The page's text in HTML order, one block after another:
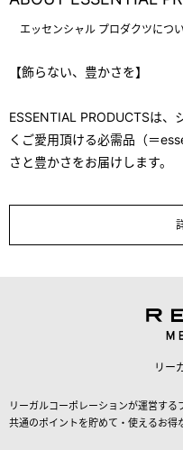
エッセンシャル プロダクツにつ
【飾らない、豊かさを】
ESSENTIAL PRODUCTSは
くご愛用頂ける必需品（＝
さと豊かさをお届けします。
リー
リーガルコーポレーションが運営す
共通のポイントを貯めて・使えるお得